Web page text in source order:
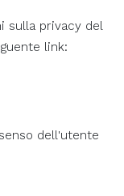
sulla privacy del
link:
dell'utente